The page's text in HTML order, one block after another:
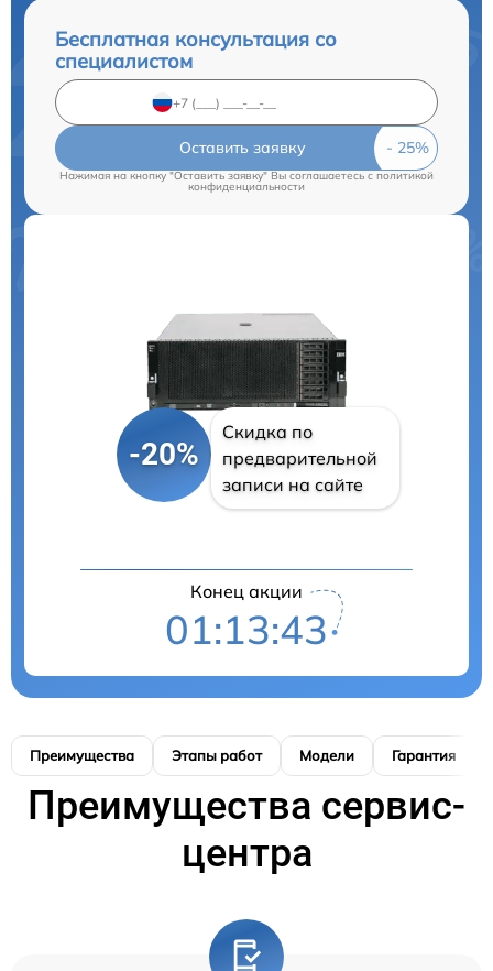
Бесплатная консультация со
специалистом
Оставить заявку
Нажимая на кнопку "Оставить заявку" Вы соглашаетесь c политикой
конфиденциальности
-20%
Скидка по
предварительной
записи на сайте
Конец акции
01:13:42
Преимущества Этапы работ Модели Гарантия
Преимущества сервис-
центра